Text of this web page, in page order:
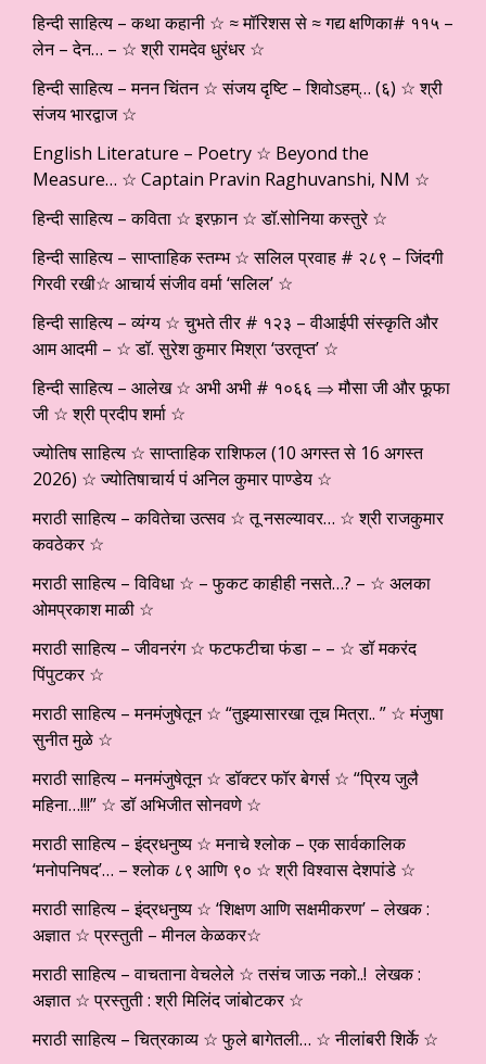
हिन्दी साहित्य – कथा कहानी ☆ ≈ मॉरिशस से ≈ गद्य क्षणिका# ११५ –
लेन – देन… – ☆ श्री रामदेव धुरंधर ☆
हिन्दी साहित्य – मनन चिंतन ☆ संजय दृष्टि – शिवोऽहम्… (६) ☆ श्री
संजय भारद्वाज ☆
English Literature – Poetry ☆ Beyond the
Measure… ☆ Captain Pravin Raghuvanshi, NM ☆
हिन्दी साहित्य – कविता ☆ इरफ़ान ☆ डॉ.सोनिया कस्तुरे ☆
हिन्दी साहित्य – साप्ताहिक स्तम्भ ☆ सलिल प्रवाह # २८९ – जिंदगी
गिरवी रखी☆ आचार्य संजीव वर्मा ‘सलिल’ ☆
हिन्दी साहित्य – व्यंग्य ☆ चुभते तीर # १२३ – वीआईपी संस्कृति और
आम आदमी – ☆ डॉ. सुरेश कुमार मिश्रा ‘उरतृप्त’ ☆
हिन्दी साहित्य – आलेख ☆ अभी अभी # १०६६ ⇒ मौसा जी और फूफा
जी ☆ श्री प्रदीप शर्मा ☆
ज्योतिष साहित्य ☆ साप्ताहिक राशिफल (10 अगस्त से 16 अगस्त
2026) ☆ ज्योतिषाचार्य पं अनिल कुमार पाण्डेय ☆
मराठी साहित्य – कवितेचा उत्सव ☆ तू नसल्यावर… ☆ श्री राजकुमार
कवठेकर ☆
मराठी साहित्य – विविधा ☆ – फुकट काहीही नसते…? – ☆ अलका
ओमप्रकाश माळी ☆
मराठी साहित्य – जीवनरंग ☆ फटफटीचा फंडा – – ☆ डॉ मकरंद
पिंपुटकर ☆
मराठी साहित्य – मनमंजुषेतून ☆ “तुझ्यासारखा तूच मित्रा.. ” ☆ मंजुषा
सुनीत मुळे ☆
मराठी साहित्य – मनमंजुषेतून ☆ डॉक्टर फॉर बेगर्स ☆ “प्रिय जुलै
महिना…!!!” ☆ डॉ अभिजीत सोनवणे ☆
मराठी साहित्य – इंद्रधनुष्य ☆ मनाचे श्लोक – एक सार्वकालिक
‘मनोपनिषद’… – श्लोक ८९ आणि ९० ☆ श्री विश्वास देशपांडे ☆
मराठी साहित्य – इंद्रधनुष्य ☆ ‘शिक्षण आणि सक्षमीकरण’ – लेखक :
अज्ञात ☆ प्रस्तुती – मीनल केळकर☆
मराठी साहित्य – वाचताना वेचलेले ☆ तसंच जाऊ नको..! लेखक :
अज्ञात ☆ प्रस्तुती : श्री मिलिंद जांबोटकर ☆
मराठी साहित्य – चित्रकाव्य ☆ फुले बागेतली… ☆ नीलांबरी शिर्के ☆